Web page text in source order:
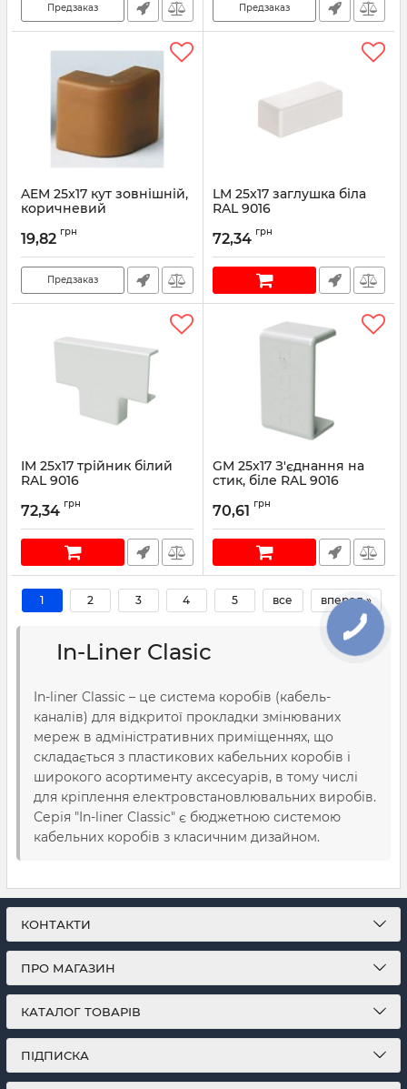
Предзаказ Предзаказ
AEM 25x17 кут зовнішній,
коричневий
19,82 грн
Предзаказ
LM 25x17 заглушка біла
RAL 9016
72,34 грн
IM 25x17 трійник білий
RAL 9016
72,34 грн
GM 25x17 З'єднання на
стик, біле RAL 9016
70,61 грн
1 2 3 4 5 все вперед »
In-Liner Clasic
In-liner Classic – це система коробів (кабель-
каналів) для відкритої прокладки змінюваних
мереж в адміністративних приміщеннях, що
складається з пластикових кабельних коробів і
широкого асортименту аксесуарів, в тому числі
для кріплення електровстановлювальних виробів.
Серія "In-liner Classic" є бюджетною системою
кабельних коробів з класичним дизайном.
КОНТАКТИ
ПРО МАГАЗИН
КАТАЛОГ ТОВАРІВ
ПІДПИСКА